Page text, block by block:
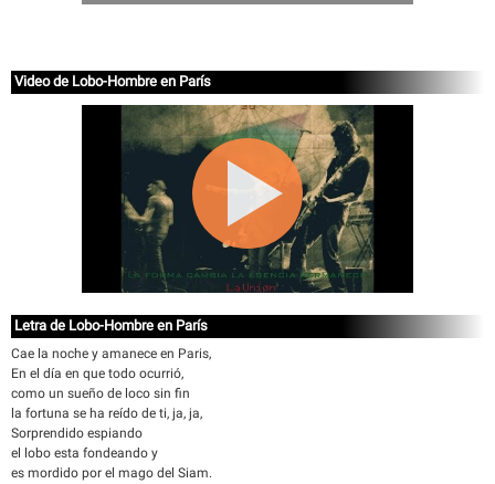
Video de Lobo-Hombre en París
Letra de Lobo-Hombre en París
Cae la noche y amanece en Paris,
En el día en que todo ocurrió,
como un sueño de loco sin fin
la fortuna se ha reído de ti, ja, ja,
Sorprendido espiando
el lobo esta fondeando y
es mordido por el mago del Siam.